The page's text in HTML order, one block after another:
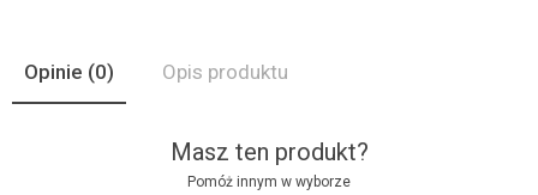
Opinie (0) Opis produktu
Masz ten produkt?
Pomóż innym w wyborze